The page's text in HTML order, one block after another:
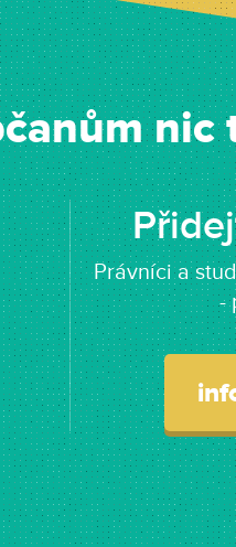
nic
Právníci a
-